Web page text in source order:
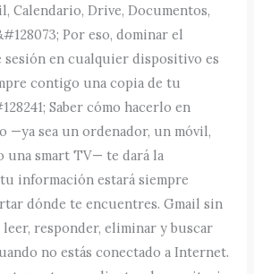
Calendario, Drive, Documentos,
Por eso, dominar el
en cualquier dispositivo es
contigo una copia de tu
Saber cómo hacerlo en
—ya sea un ordenador, un móvil,
una smart TV— te dará la
información estará siempre
dónde te encuentres. Gmail sin
responder, eliminar y buscar
no estás conectado a Internet.